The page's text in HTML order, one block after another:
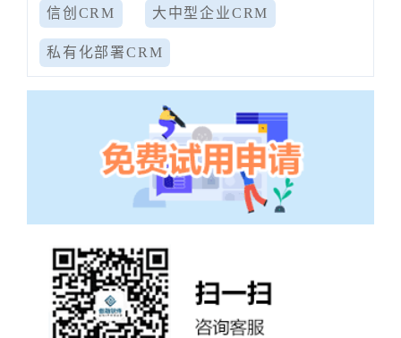
信创CRM 大中型企业CRM
私有化部署CRM